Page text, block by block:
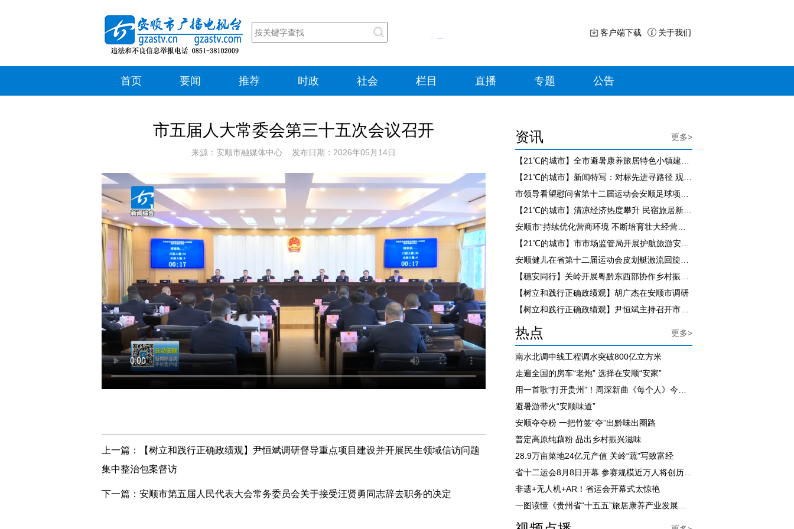
客户端下载 关于我们
首页 要闻 推荐 时政 社会 栏目 直播 专题 公告
市五届人大常委会第三十五次会议召开
来源：安顺市融媒体中心 发布日期：2026年05月14日
上一篇：
【树立和践行正确政绩观】尹恒斌调研督导重点项目建设并开展民生领域信访问题
集中整治包案督访
下一篇： 安顺市第五届人民代表大会常务委员会关于接受汪贤勇同志辞去职务的决定
资讯 更多>
【树立和践行正确政绩观】胡广杰在安顺市调研
热点 更多>
南水北调中线工程调水突破800亿立方米
走遍全国的房车“老炮” 选择在安顺“安家”
避暑游带火“安顺味道”
安顺夺夺粉 一把竹签“夺”出黔味出圈路
普定高原纯藕粉 品出乡村振兴滋味
28.9万亩菜地24亿元产值 关岭“蔬”写致富经
非遗+无人机+AR！省运会开幕式太惊艳